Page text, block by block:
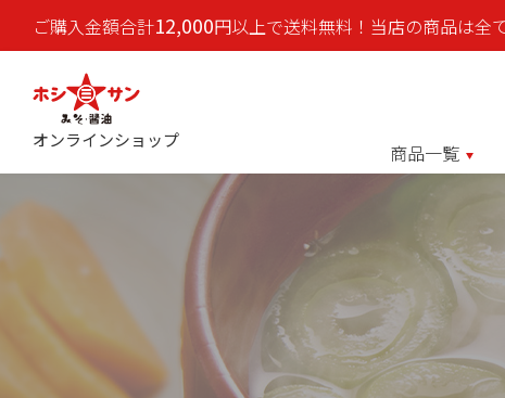
ご購入金額合計12,000円以上で送料無料！当店の商品は全
オンラインショップ
商品一覧